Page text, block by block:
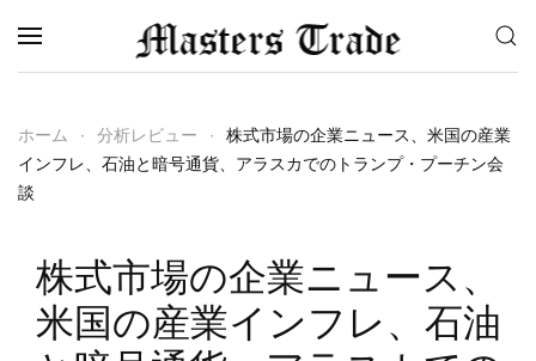
メインコンテンツへスキップ
ホーム 分析レビュー
株式市場の企業ニュース、米国の産業
インフレ、石油と暗号通貨、アラスカでのトランプ・プーチン会
談
株式市場の企業ニュース、
米国の産業インフレ、石油